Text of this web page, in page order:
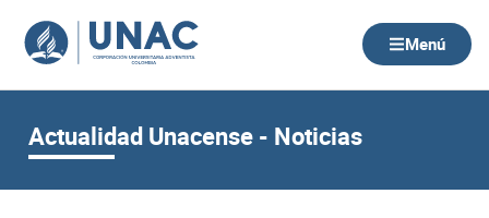
contenido
Menú
Actualidad Unacense - Noticias